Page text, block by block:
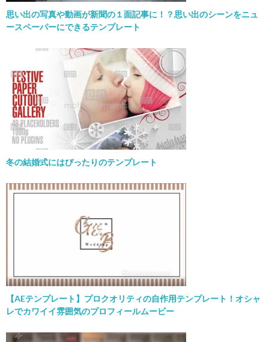
思い出の写真や動画が新聞の１面記事に！？思い出のシーンをニュ
ースペーパーにできるテンプレート
冬の結婚式にはぴったりのテンプレート
【AEテンプレート】プロクオリティの自作用テンプレート！オシャ
レでカワイイ雰囲気のプロフィールムービー